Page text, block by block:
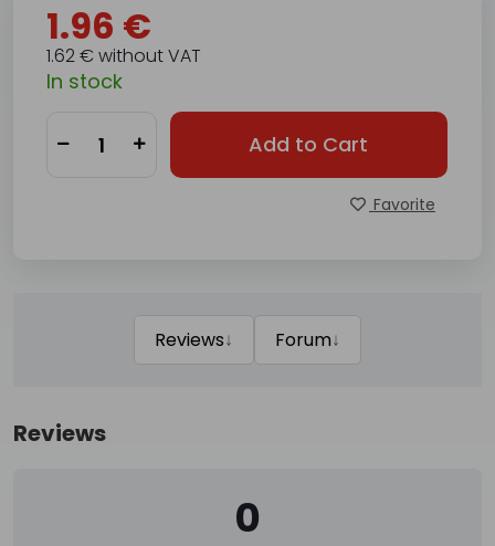
1.96 €
1.62 € without VAT
In stock
Add to Cart
Favorite
Reviews↓ Forum↓
Reviews
0